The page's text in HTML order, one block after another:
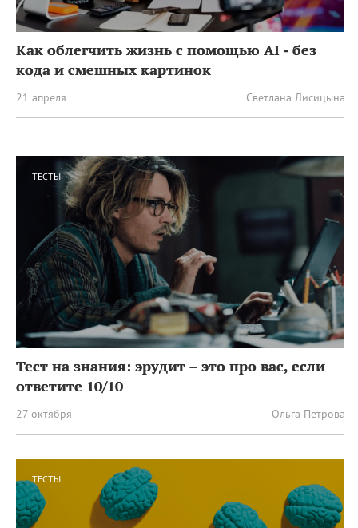
Как облегчить жизнь с помощью AI ‑ без
кода и смешных картинок
21 апреля Светлана Лисицына
ТЕСТЫ
Тест на знания: эрудит – это про вас, если
ответите 10/10
27 октября Ольга Петрова
ТЕСТЫ